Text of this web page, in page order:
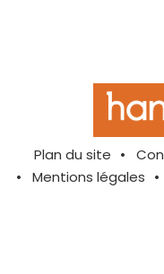
Plan du site
Mentions légales